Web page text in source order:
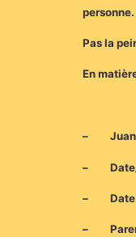
personne.
Pas la
En
– Juan
– Date/
– Date
–